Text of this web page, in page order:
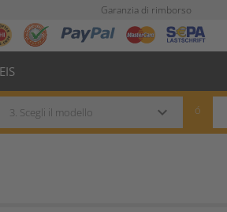
Garanzia di rimborso
keyboard_arrow_down ó